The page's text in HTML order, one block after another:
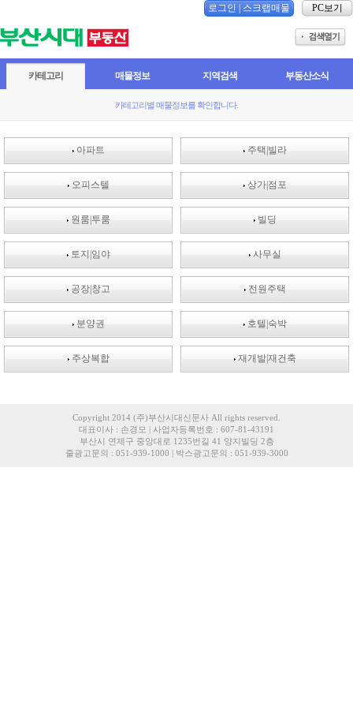
로그인 스크랩매물 PC보기
카테고리 매물정보 지역검색 부동산소식
카테고리별 매물정보를 확인합니다.
아파트 주택|빌라
오피스텔 상가|점포
원룸|투룸 빌딩
토지|임야 사무실
공장|창고 전원주택
분양권 호텔|숙박
주상복합 재개발|재건축
Copyright 2014 (주)부산시대신문사 All rights reserved.
대표이사 : 손경모 | 사업자등록번호 : 607-81-43191
부산시 연제구 중앙대로 1235번길 41 양지빌딩 2층
줄광고문의 : 051-939-1000 | 박스광고문의 : 051-939-3000